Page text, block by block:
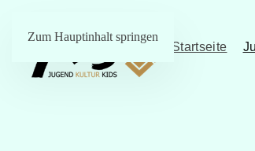
Zum Hauptinhalt springen
Startseite